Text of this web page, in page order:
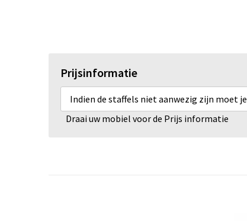
Prijsinformatie
Indien de staffels niet aanwezig zijn moet
Draai uw mobiel voor de Prijs informatie